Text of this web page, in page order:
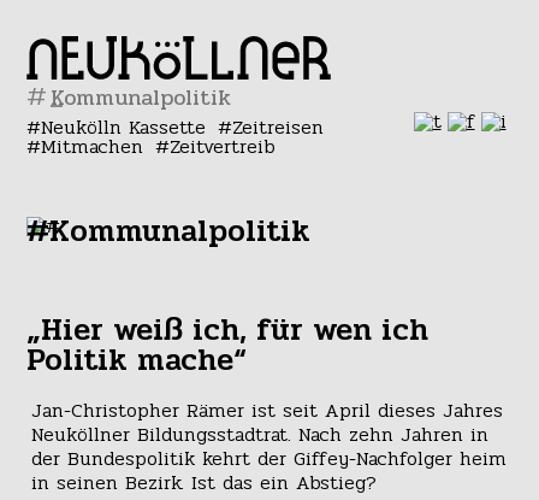
#
Neukölln Kassette Zeitreisen
Mitmachen Zeitvertreib
#Kommunalpolitik
„Hier weiß ich, für wen ich
Politik mache“
Jan-Christopher Rämer ist seit April dieses Jahres
Neuköllner Bildungsstadtrat. Nach zehn Jahren in
der Bundespolitik kehrt der Giffey-Nachfolger heim
in seinen Bezirk. Ist das ein Abstieg?